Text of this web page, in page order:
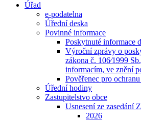
Úřad
e-podatelna
Úřední deska
Povinné informace
Poskytnuté informace
Výroční zprávy o
zákona č. 106⁄1999
informacím, ve znění
Pověřenec pro
Úřední hodiny
Zastupitelstvo obce
Usnesení ze zasedání
2026